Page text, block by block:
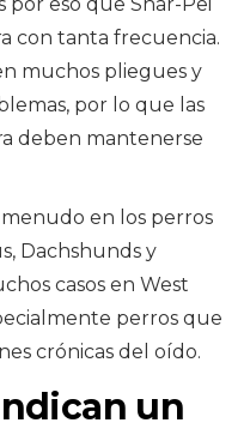
con tanta frecuencia.
muchos pliegues y
por lo que las
deben mantenerse
en los perros
Dachshunds y
casos en West
perros que
crónicas del oído.
un